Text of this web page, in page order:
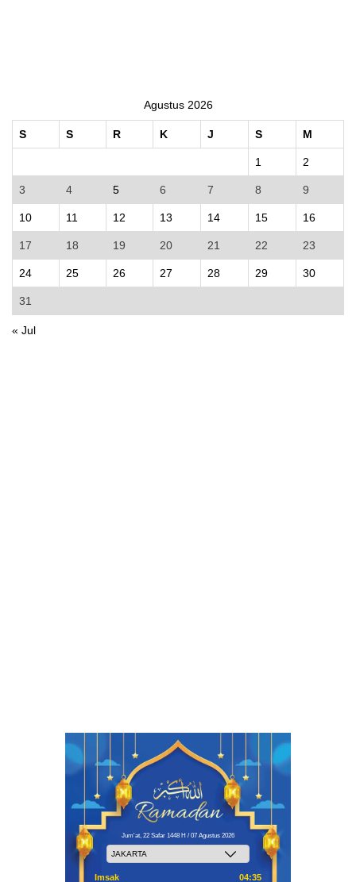
Agustus 2026
S S R K J S M
1 2
3 4 5 6 7 8 9
10 11 12 13 14 15 16
17 18 19 20 21 22 23
24 25 26 27 28 29 30
31
« Jul
Jum'at, 22 Safar 1448 H / 07 Agustus 2026
Imsak 04:35